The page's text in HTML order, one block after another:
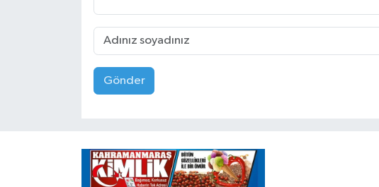
Gönder